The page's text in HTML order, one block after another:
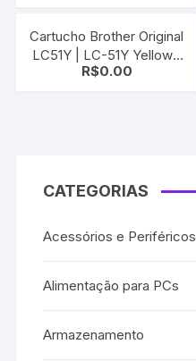
DCP-J100
Cartucho Brother Original
LC51Y | LC-51Y Yellow |
SEM CAIXA
R$0.00
CATEGORIAS
Acessórios e Periféricos
Alimentação para PCs
Armazenamento